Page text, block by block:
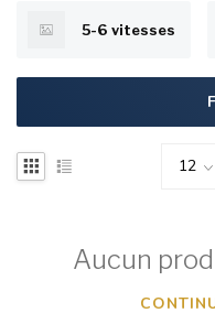
5-6 vitesses
Aucun